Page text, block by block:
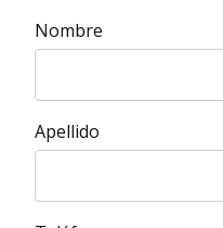
Nombre
Apellido